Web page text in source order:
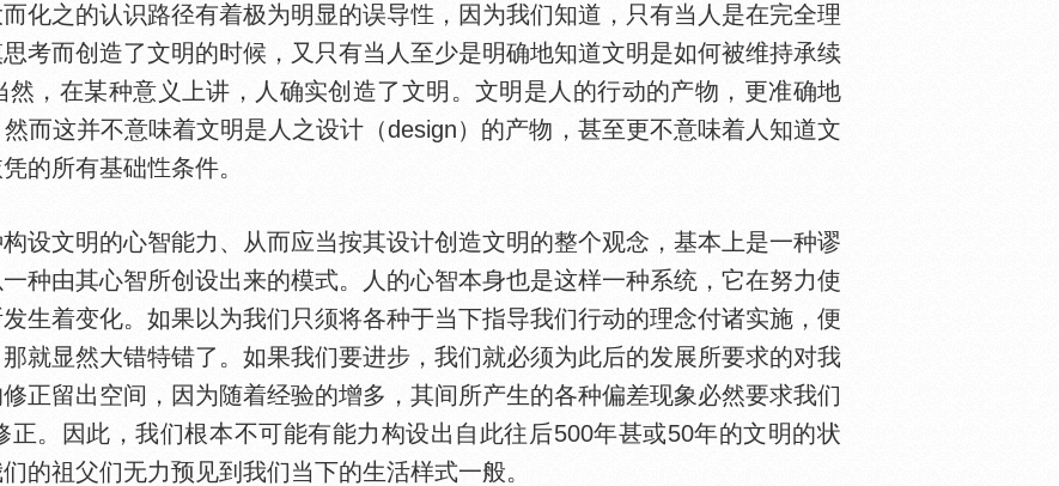
化之的认识路径有着极为明显的误导
，因为我们知道，只有当人是在完全理
考而创造了文明的时候，又只有当人至少是明确地知道文明是如何被维持承续
，在某种意义上讲，人确实创造了文明。文明是人的行动的产物，更准确地
而这并不意味着文明是人之设计（design）的产物，甚至更不意味着人知道文
的所有基础
条件。
文明的心智能力、从而应当按其设计创造文明的整个观念，基本上是一种谬
种由其心智所创设出来的模式。人的心智本身也是这样一种系统，它在努力使
生着变化。如果以为我们只须将各种于当下指导我们行动的理念付诸实施，便
就显然大错特错了。如果我们要进步，我们就必须为此后的发展所要求的对我
正留出空间，因为随着经验的增多，其间所产生的各种偏差现象必然要求我们
。因此，我们根本不可能有能力构设出自此往后500年甚或50年的文明的状
的祖父们无力预见到我们当下的生活样式一般。